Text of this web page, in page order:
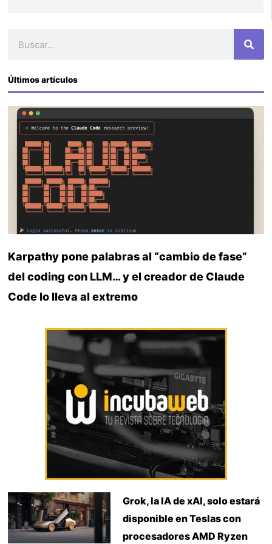
Últimos artículos
Karpathy pone palabras al “cambio de fase”
del coding con LLM… y el creador de Claude
Code lo lleva al extremo
Grok, la IA de xAI, solo estará
disponible en Teslas con
procesadores AMD Ryzen